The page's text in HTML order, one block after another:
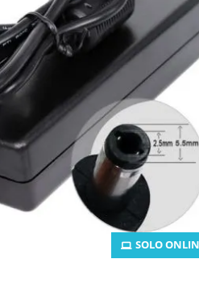
SOLO